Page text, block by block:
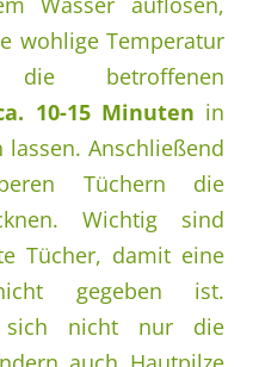
wohlige Temperatur
betroffenen
10-15 Minuten in
lassen. Anschließend
Tüchern die
Wichtig sind
Tücher, damit eine
gegeben ist.
sich nicht nur die